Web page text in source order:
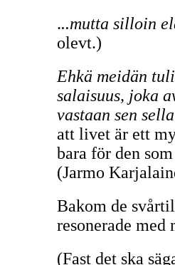
...mutta silloin
olevt.)
Ehkä meidän
salaisuus, joka
vastaan sen
att livet är ett
bara för den
(Jarmo
Bakom de
resonerade med
(Fast det ska